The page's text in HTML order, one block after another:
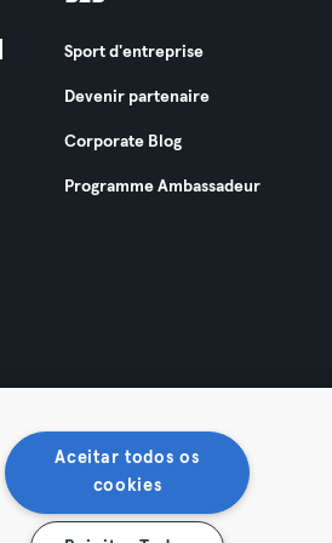
Sport d'entreprise
Devenir partenaire
Corporate Blog
Programme Ambassadeur
Aceitar todos os
cookies